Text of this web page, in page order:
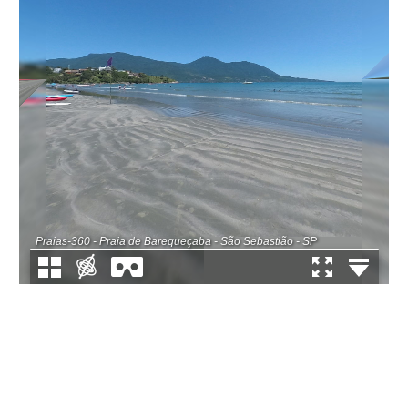
Praias-360 - Praia de Barequeçaba - São Sebastião - SP